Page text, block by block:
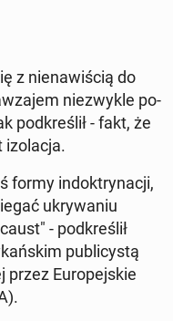
z nie­na­wi­ścią do
nie­zwy­kle po­
pod­kre­ślił - fakt, że
izo­la­cja.
formy in­dok­try­na­cji,
ukry­wa­niu
- pod­kre­ślił
pu­bli­cy­stą
przez Eu­ro­pej­skie